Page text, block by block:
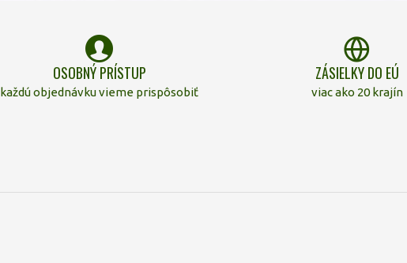
OSOBNÝ PRÍSTUP
každú objednávku vieme prispôsobiť
ZÁSIELKY DO EÚ
viac ako 20 krajín